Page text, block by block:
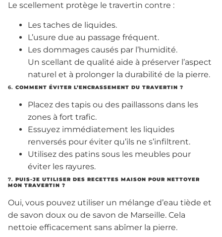
Le scellement protège le travertin contre :
Les taches de liquides.
L’usure due au passage fréquent.
Les dommages causés par l’humidité.
Un scellant de qualité aide à préserver l’aspect
naturel et à prolonger la durabilité de la pierre.
6. COMMENT ÉVITER L’ENCRASSEMENT DU TRAVERTIN ?
Placez des tapis ou des paillassons dans les
zones à fort trafic.
Essuyez immédiatement les liquides
renversés pour éviter qu’ils ne s’infiltrent.
Utilisez des patins sous les meubles pour
éviter les rayures.
7. PUIS-JE UTILISER DES RECETTES MAISON POUR NETTOYER
MON TRAVERTIN ?
Oui, vous pouvez utiliser un mélange d’eau tiède et
de savon doux ou de savon de Marseille. Cela
nettoie efficacement sans abîmer la pierre.